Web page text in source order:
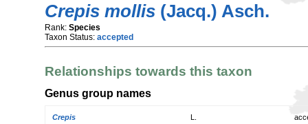
Crepis mollis (Jacq.) Asch.
Rank: Species
Taxon Status: accepted
Relationships towards this taxon
Genus group names
Crepis